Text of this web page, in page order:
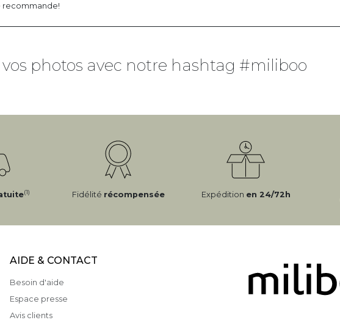
recommande!
photos avec notre hashtag #miliboo
(1) Fidélité récompensée Expédition en 24/72h
AIDE & CONTACT
Besoin d'aide
Espace presse
Avis clients